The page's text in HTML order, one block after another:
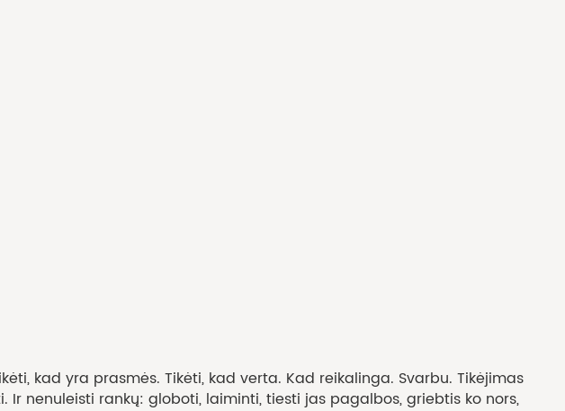
kad yra prasmės. Tikėti, kad verta. Kad reikalinga. Svarbu. Tikėjimas
nenuleisti rankų: globoti, laiminti, tiesti jas pagalbos, griebtis ko nors,